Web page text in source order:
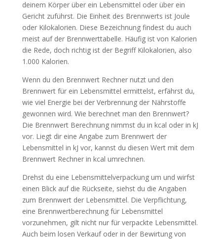
deinem Körper über ein Lebensmittel oder über ein
Gericht zuführst. Die Einheit des Brennwerts ist Joule
oder Kilokalorien. Diese Bezeichnung findest du auch
meist auf der Brennwerttabelle. Häufig ist von Kalorien
die Rede, doch richtig ist der Begriff Kilokalorien, also
1.000 Kalorien.
Wenn du den Brennwert Rechner nutzt und den
Brennwert für ein Lebensmittel ermittelst, erfährst du,
wie viel Energie bei der Verbrennung der Nährstoffe
gewonnen wird. Wie berechnet man den Brennwert?
Die Brennwert Berechnung nimmst du in kcal oder in kJ
vor. Liegt dir eine Angabe zum Brennwert der
Lebensmittel in kJ vor, kannst du diesen Wert mit dem
Brennwert Rechner in kcal umrechnen.
Drehst du eine Lebensmittelverpackung um und wirfst
einen Blick auf die Rückseite, siehst du die Angaben
zum Brennwert der Lebensmittel. Die Verpflichtung,
eine Brennwertberechnung für Lebensmittel
vorzunehmen, gilt nicht nur für verpackte Lebensmittel.
Auch beim losen Verkauf oder in der Bewirtung von